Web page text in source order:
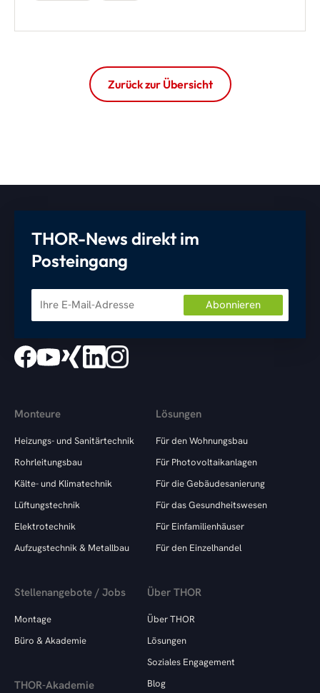
Zurück zur Übersicht
THOR-News direkt im
Posteingang
Monteure
Heizungs- und Sanitärtechnik
Rohrleitungsbau
Kälte- und Klimatechnik
Lüftungstechnik
Elektrotechnik
Aufzugstechnik & Metallbau
Lösungen
Für den Wohnungsbau
Für Photovoltaikanlagen
Für die Gebäudesanierung
Für das Gesundheitswesen
Für Einfamilienhäuser
Für den Einzelhandel
Stellenangebote / Jobs
Montage
Büro & Akademie
THOR-Akademie
Über THOR
Über THOR
Lösungen
Soziales Engagement
Blog